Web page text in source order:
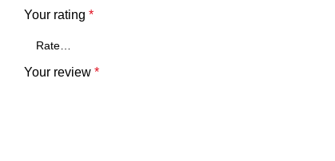
Your rating *
Your review *